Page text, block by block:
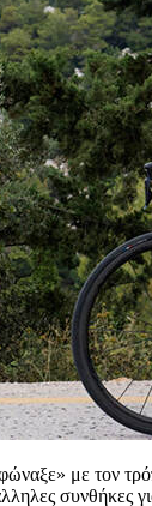
με τον
συνθήκες